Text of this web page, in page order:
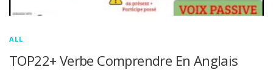
ALL
TOP22+ Verbe Comprendre En Anglais